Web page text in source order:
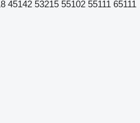
45142 53215 55102 55111 65111